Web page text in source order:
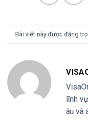
Bài viết này được đăng
lĩnh
âu và